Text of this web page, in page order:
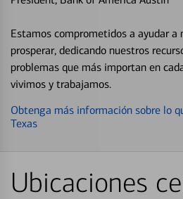
Estamos comprometidos a ayudar a
prosperar, dedicando nuestros
problemas que más importan en
vivimos y trabajamos.
Obtenga más información sobre lo
Texas
Ubicaciones